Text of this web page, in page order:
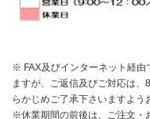
※ FAX及びインターネット経由
ますが、ご返信及びご対応は
らかじめご了承下さいますよう
※休業期間の前後は、ご注文・